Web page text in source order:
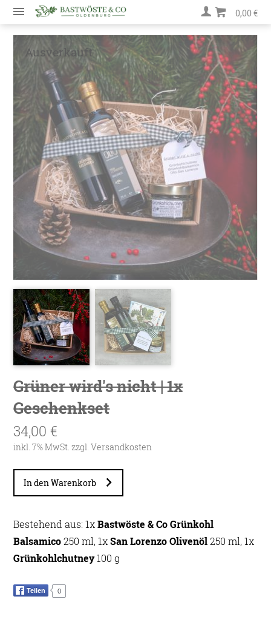
0,00 €
Grüner wird's nicht | 1x
Geschenkset
34,00 €
inkl. 7% MwSt. zzgl.Versandkosten
In den Warenkorb
Bestehend aus: 1xBastwöste & Co Grünkohl
Balsamico250 ml, 1xSan Lorenzo Olivenöl250 ml, 1x
Grünkohlchutney100 g
Teilen 0